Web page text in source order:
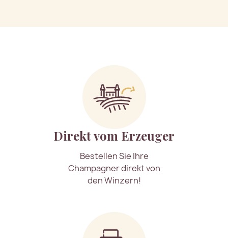
Direkt vom Erzeuger
Bestellen Sie Ihre
Champagner direkt von
den Winzern!